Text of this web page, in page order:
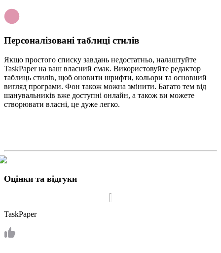
Персоналізовані таблиці стилів
Якщо простого списку завдань недостатньо, налаштуйте
TaskPaper на ваш власний смак. Використовуйте редактор
таблиць стилів, щоб оновити шрифти, кольори та основний
вигляд програми. Фон також можна змінити. Багато тем від
шанувальників вже доступні онлайн, а також ви можете
створювати власні, це дуже легко.
Оцінки та відгуки
TaskPaper